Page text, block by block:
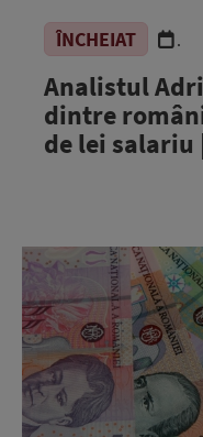
ÎNCHEIAT .
Analistul
dintre
de lei salariu